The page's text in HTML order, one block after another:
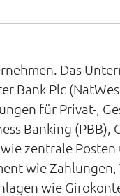
Das
Bank Plc
für Privat-,
Banking (PBB),
zentrale
wie
wie